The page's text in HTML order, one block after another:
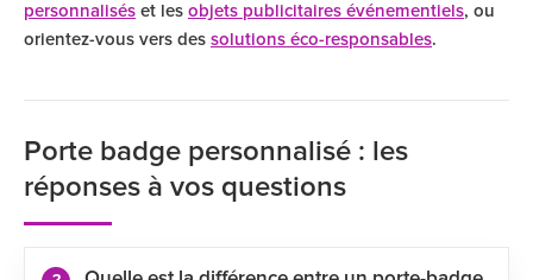
personnalisés et les objets publicitaires événementiels, ou
orientez-vous vers des solutions éco-responsables.
Porte badge personnalisé : les
réponses à vos questions